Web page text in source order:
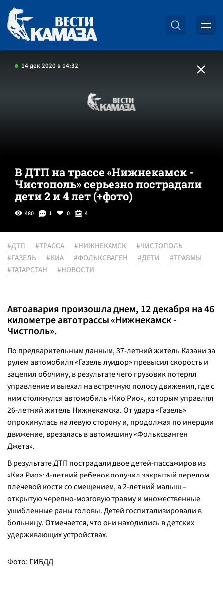
14 дек 2020 в 14:32
В ДТП на трассе «Нижнекамск -
Чистополь» серьезно пострадали
дети 2 и 4 лет (+фото)
480 1 0 4
#ДТП #ТРАССА #НИЖНЕКАМСК
#ЧИСТОПОЛЬ
#ГАЗЕЛЬ
#КИА #ФОЛЬКСВАГЕН #ДЕТИ
#ТРАВМЫ
#ТАТАРСТАН
#НОВОСТИ
Автоавария произошла днем, 12 декабря на 46
километре автотрассы «Нижнекамск -
Чистполь».
По предварительным данным, 37-летний житель Казани за
рулем автомобиля «Газель луидор» превысил скорость и
зацепил обочину, в результате чего грузовик потерял
управление и выехал на встречную полосу движения, где с
ним столкнулся автомобиль «Кио Рио», которым управлял
26-летний житель Нижнекамска. От удара «Газель»
опрокинулась на левую сторону и, продолжая по инерции
движение, врезалась в автомашину «Фольксванген
Джета».
В результате ДТП пострадали двое детей-пассажиров из
«Киа Рио»: 4-летний ребенок получил закрытый перелом
плечевой кости со смещением, а 2-летний малыш –
открытую черепно-мозговую травму и множественные
ушибленные раны головы. Детей госпитализировали в
больницу. Отмечается, что они находились в детских
удерживающих устройствах.
Фото: ГИБДД